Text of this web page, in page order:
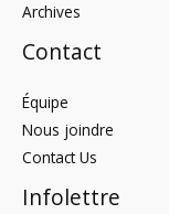
Archives
Contact
Équipe
Nous joindre
Contact Us
Infolettre